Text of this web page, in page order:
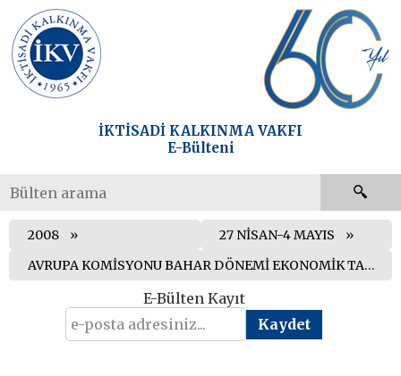
İKTİSADİ KALKINMA VAKFI
E-Bülteni
2008
27 NİSAN-4 MAYIS
AVRUPA KOMİSYONU BAHAR DÖNEMİ EKONOMİK TAHMİN RAPORUNU AÇIKLADI
E-Bülten Kayıt